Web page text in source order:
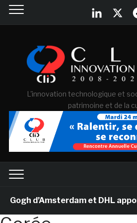
L'innovation technologique et
patrimoine et de la
d’Amsterdam et DHL